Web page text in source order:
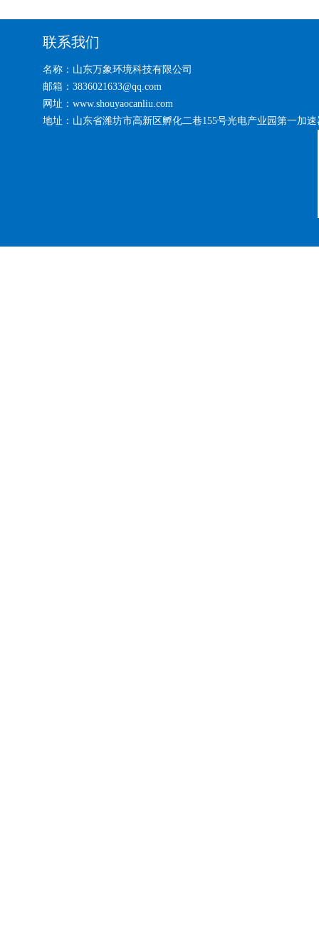
联系我们
名称：山东万象环境科技有限公司
邮箱：3836021633@qq.com
网址：www.shouyaocanliu.com
地址：山东省潍坊市高新区孵化二巷155号光电产业园第一加